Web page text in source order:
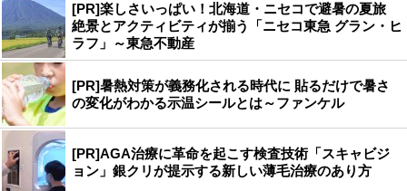
[PR]楽しさいっぱい！北海道・ニセコで避暑の夏旅
絶景とアクティビティが揃う「ニセコ東急 グラン・ヒ
ラフ」～東急不動産
[PR]暑熱対策が義務化される時代に 貼るだけで暑さ
の変化がわかる示温シールとは～ファンケル
[PR]AGA治療に革命を起こす検査技術「スキャビジ
ョン」銀クリが提示する新しい薄毛治療のあり方